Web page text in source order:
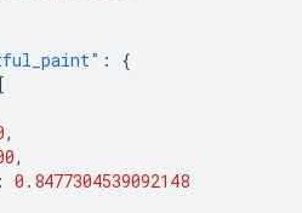
:
{
[
,
,
: 0.8477304539092148